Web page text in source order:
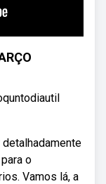
o
Vamos lá, a